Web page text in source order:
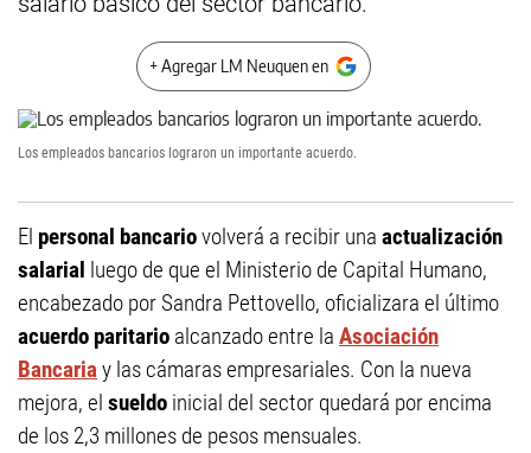
+ Agregar LM Neuquen en
Los empleados bancarios lograron un importante acuerdo.
El personal bancariovolverá a recibir una actualización
salarial luego de que el Ministerio de Capital Humano,
encabezado por Sandra Pettovello, oficializara el último
acuerdo paritario alcanzado entre la Asociación
Bancariay las cámaras empresariales. Con la nueva
mejora, el sueldo inicial del sector quedará por encima
de los 2,3 millones de pesos mensuales.